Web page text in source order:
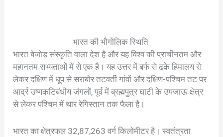
भारत की भौगोलिक स्थिति
भारत बेजोड़ संस्कृति वाला देश है और यह विश्व की प्राचीनतम और
महानतम सभ्यताओं में से एक है। यह उत्तर में बर्फ से ढके हिमालय से
लेकर दक्षिण में धूप से सराबोर तटवर्ती गांवों और दक्षिण-पश्चिम तट पर
आर्द्र उष्णकटिबंधीय जंगलों, पूर्व में ब्रह्मपुत्र घाटी के उपजाऊ क्षेत्र
से लेकर पश्चिम में थार रेगिस्तान तक फैला है।
भारत का क्षेत्रफल 32,87,263 वर्ग किलोमीटर है। स्वतंत्रता